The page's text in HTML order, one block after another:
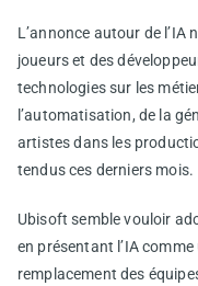
L’annonce autour de l’IA
joueurs et des
technologies sur les
l’automatisation, de la
artistes dans les
tendus ces derniers mois.
Ubisoft semble vouloir
en présentant l’IA
remplacement des